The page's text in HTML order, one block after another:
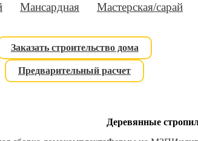
Мансардная
Мастерская/сарай
Заказать строительство дома
Предварительный расчет
Деревянные